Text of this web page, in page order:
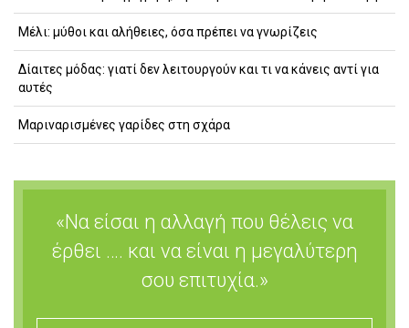
Μέλι: μύθοι και αλήθειες, όσα πρέπει να γνωρίζεις
Δίαιτες μόδας: γιατί δεν λειτουργούν και τι να κάνεις αντί για
αυτές
Μαριναρισμένες γαρίδες στη σχάρα
«Να είσαι η αλλαγή που θέλεις να
έρθει …. και να είναι η μεγαλύτερη
σου επιτυχία.»